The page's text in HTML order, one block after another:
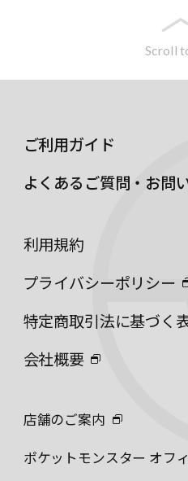
Scroll
ご利用ガイド
よくあるご質問・お問
利用規約
プライバシーポリシー
特定商取引法に基づく
会社概要
店舗のご案内
ポケットモンスター オフ